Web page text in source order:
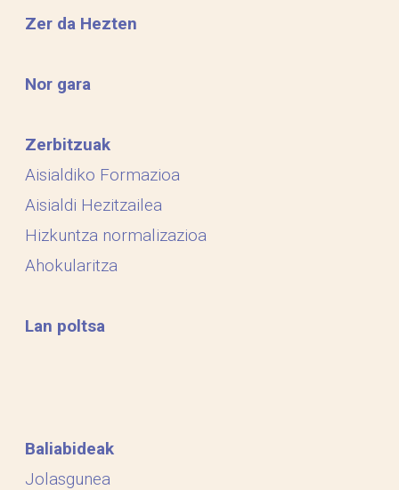
Zer da Hezten
Nor gara
Zerbitzuak
Aisialdiko Formazioa
Aisialdi Hezitzailea
Hizkuntza normalizazioa
Ahokularitza
Lan poltsa
Baliabideak
Jolasgunea